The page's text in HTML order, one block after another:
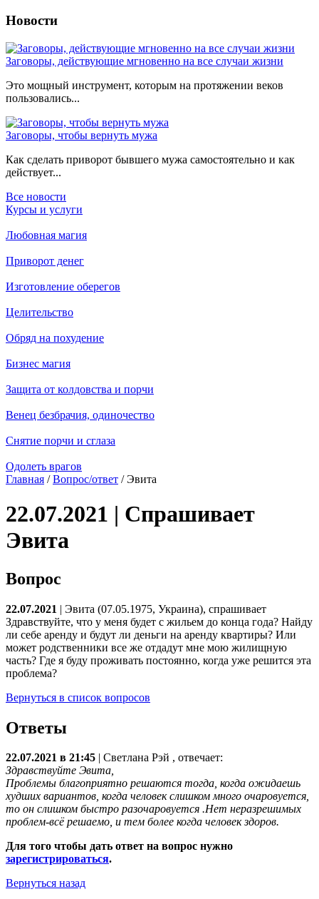
Новости
Заговоры, действующие мгновенно на все случаи жизни
Это мощный инструмент, которым на протяжении веков
пользовались...
Заговоры, чтобы вернуть мужа
Как сделать приворот бывшего мужа самостоятельно и как
действует...
Все новости
Курсы и услуги
Любовная магия
Приворот денег
Изготовление оберегов
Целительство
Обряд на похудение
Бизнес магия
Защита от колдовства и порчи
Венец безбрачия, одиночество
Снятие порчи и сглаза
Одолеть врагов
Главная /Вопрос/ответ / Эвита
22.07.2021 | Спрашивает
Эвита
Вопрос
22.07.2021 | Эвита (07.05.1975, Украина), спрашивает
Здравствуйте, что у меня будет с жильем до конца года? Найду
ли себе аренду и будут ли деньги на аренду квартиры? Или
может родственники все же отдадут мне мою жилищную
часть? Где я буду проживать постоянно, когда уже решится эта
проблема?
Вернуться в список вопросов
Ответы
22.07.2021 в 21:45 Светлана Рэй , отвечает:
Здравствуйте Эвита,
Проблемы благоприятно решаются тогда, когда ожидаешь
худших вариантов, когда человек слишком много очаровуется,
то он слишком быстро разочаровуется .Нет неразрешимых
проблем-всё решаемо, и тем более когда человек здоров.
Для того чтобы дать ответ на вопрос нужно
зарегистрироваться.
Вернуться назад